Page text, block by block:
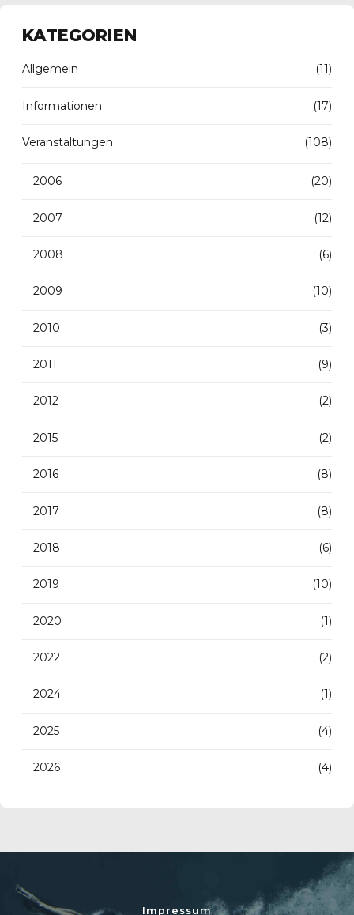
KATEGORIEN
Allgemein (11)
Informationen (17)
Veranstaltungen (108)
2006 (20)
2007 (12)
2008 (6)
2009 (10)
2010 (3)
2011 (9)
2012 (2)
2015 (2)
2016 (8)
2017 (8)
2018 (6)
2019 (10)
2020 (1)
2022 (2)
2024 (1)
2025 (4)
2026 (4)
Impressum